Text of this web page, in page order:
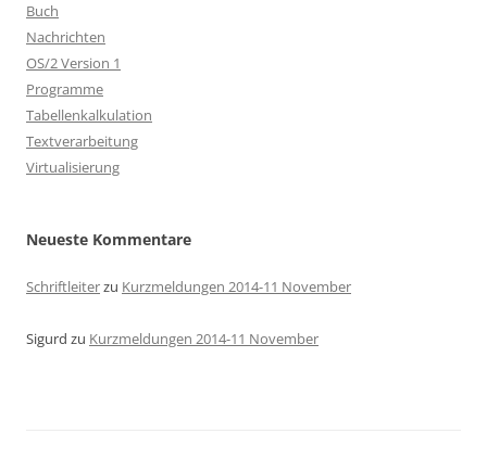
Buch
Nachrichten
OS/2 Version 1
Programme
Tabellenkalkulation
Textverarbeitung
Virtualisierung
Neueste Kommentare
Schriftleiterzu Kurzmeldungen 2014-11 November
Sigurd zu Kurzmeldungen 2014-11 November